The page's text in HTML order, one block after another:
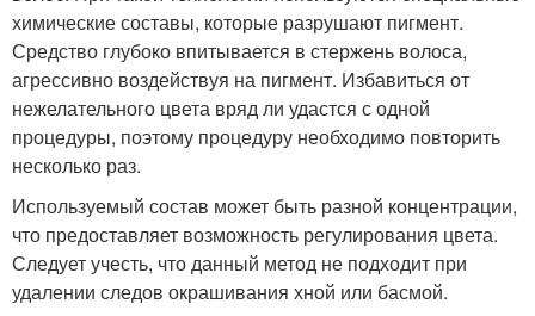
химические составы, которые разрушают пигмент.
Средство глубоко впитывается в стержень волоса,
агрессивно воздействуя на пигмент. Избавиться от
нежелательного цвета вряд ли удастся с одной
процедуры, поэтому процедуру необходимо повторить
несколько раз.
Используемый состав может быть разной концентрации,
что предоставляет возможность регулирования цвета.
Следует учесть, что данный метод не подходит при
удалении следов окрашивания хной или басмой.